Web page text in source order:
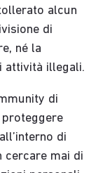
alcun
di
né la
attività illegali.
di
di
cercare mai di